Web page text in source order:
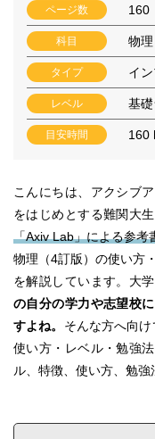
ページ数 160
科目 物理
タイプ イ
レベル 基
目安時間 160
こんにちは、アクシブ
をはじめとする難関大
「Axiv Lab」による参考
物理（4訂版）の使い方
を解説しています。大
の自分の学力や志望校
すよね。 そんな方へ向
使い方・レベル・勉強
ル、特徴、使い方、勉強